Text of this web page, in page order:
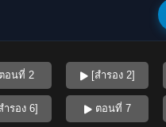
อนที่ 2 [สำรอง 2]
รอง 6] ตอนที่ 7